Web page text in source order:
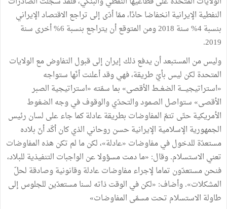
النفطية الإيرانية انخفاضا حادًا، ممّا أدّى إلى تراجع الاقتصاد الإيراني
بنسبة 4% سنة 2018 ومن المتوقع أن يتراجع بنسبة 6% أخرى سنة
2019.
وليس من المستبعد أن يدفع ذلك إيران إلى قبول التفاوض مع الولايات
المتحدة لكن ليس بأيّ طريقة، فهي وقد أعلنت أنّها ستواجه
«استراتيجيــــة الضغــط الأقصى» بما سمّته «استراتيجية الصبر
الأقصى» ستواصل الصمود والتحدّي والوقوف في وجه الضغوط
الأمريكية حتّى تتمّ المفاوضات بطريقة عادلة كما جاء على لسان رئيس
الجمهورية الإسلامية الإيرانية حسن روحاني الذي كان أكّد أنّ بلاده
مستعدّة للدخول في مفاوضات «عادلة»، لكن ما لم تكن هذه المفاوضات
تعني الاستسلام. وقال: «ما دمت مسؤولا عن الواجبات التنفيذية للبلاد،
فنحن مستعدّون تماما لإجراء مفاوضات عادلة وقانونية وصادقة لحلّ
المشكلات». وأضاف: «لكن في الوقت ذاته لسنا مستعدّين للجلوس إلى
طاولة الاستسلام تحت مسمّى المفاوضات»